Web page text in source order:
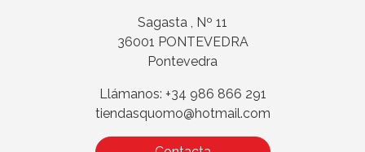
Sagasta , Nº 11
36001 PONTEVEDRA
Pontevedra
Llámanos: +34 986 866 291
tiendasquomo@hotmail.com